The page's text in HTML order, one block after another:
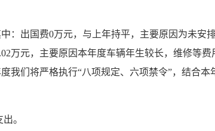
：出国费0万元，与上年持平，主要原因为未安
万元，主要原因本年度车辆年生较长，维修等费
我们将严格执行“八项规定、六项禁令”，结合本
。